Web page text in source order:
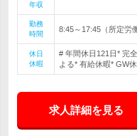
年収
勤務
時間
8:45～17:45（所定労
休日
休暇
# 年間休日121日* 完
よる* 有給休暇* GW
求人詳細を見る